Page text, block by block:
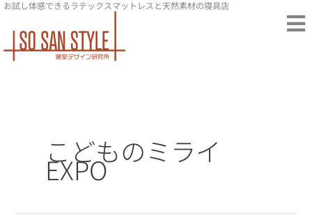
内
を
お試し体感できるラテックスマットレスと天然素材の寝具店
こどものミライ
EXPO